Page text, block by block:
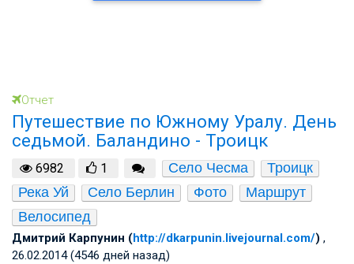
Отчет
Путешествие по Южному Уралу. День
седьмой. Баландино - Троицк
6982 1 Село Чесма
Троицк
Река Уй
Село Берлин Фото
Маршрут
Велосипед
Дмитрий Карпунин (http://dkarpunin.livejournal.com/) ,
26.02.2014 (4546 дней назад)